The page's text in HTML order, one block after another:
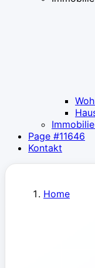
Page #11646
Kontakt
Home